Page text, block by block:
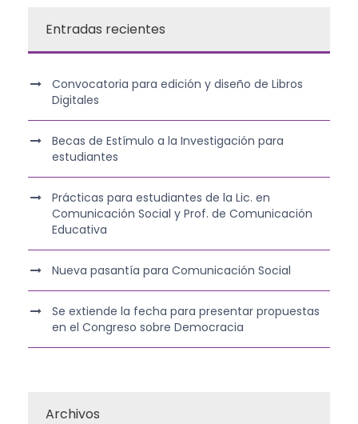
Entradas recientes
Convocatoria para edición y diseño de Libros
Digitales
Becas de Estímulo a la Investigación para
estudiantes
Prácticas para estudiantes de la Lic. en
Comunicación Social y Prof. de Comunicación
Educativa
Nueva pasantía para Comunicación Social
Se extiende la fecha para presentar propuestas
en el Congreso sobre Democracia
Archivos